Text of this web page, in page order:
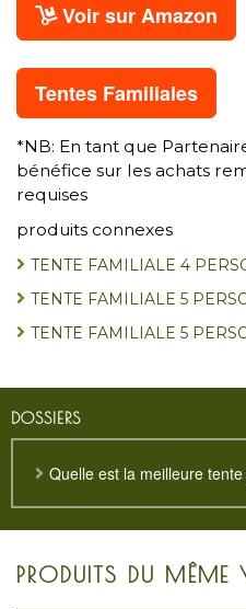
Voir sur Amazon
Tentes Familiales
*NB: En tant que
bénéfice sur les achats
requises
produits connexes
TENTE FAMILIALE 4
TENTE FAMILIALE 5
TENTE FAMILIALE 5
DOSSIERS
Quelle est la meilleure
PRODUITS DU MÊME